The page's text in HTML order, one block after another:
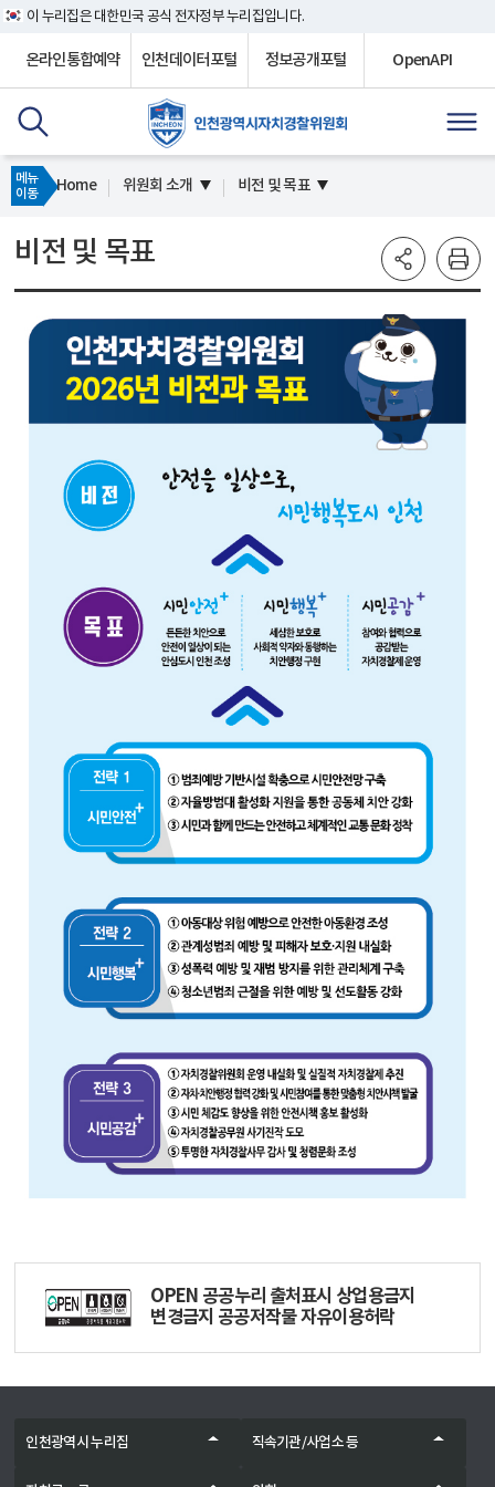
이 누리집은 대한민국 공식 전자정부 누리집입니다.
온라인통합예약 인천데이터포털 정보공개포털 OpenAPI
메뉴
이동
Home 위원회 소개 비전 및 목표
비전 및 목표
OPEN 공공누리 출처표시 상업용금지
변경금지 공공저작물 자유이용허락
인천광역시 누리집 직속기관/사업소 등